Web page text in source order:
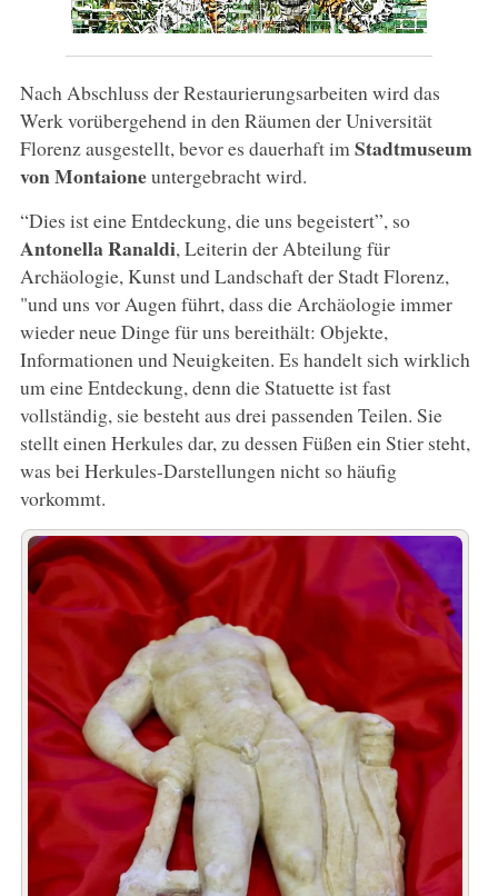
Nach Abschluss der Restaurierungsarbeiten wird das
Werk vorübergehend in den Räumen der Universität
Florenz ausgestellt, bevor es dauerhaft im Stadtmuseum
von Montaioneuntergebracht wird.
“Dies ist eine Entdeckung, die uns begeistert”, so
Antonella Ranaldi, Leiterin der Abteilung für
Archäologie, Kunst und Landschaft der Stadt Florenz,
"und uns vor Augen führt, dass die Archäologie immer
wieder neue Dinge für uns bereithält: Objekte,
Informationen und Neuigkeiten. Es handelt sich wirklich
um eine Entdeckung, denn die Statuette ist fast
vollständig, sie besteht aus drei passenden Teilen. Sie
stellt einen Herkules dar, zu dessen Füßen ein Stier steht,
was bei Herkules-Darstellungen nicht so häufig
vorkommt.